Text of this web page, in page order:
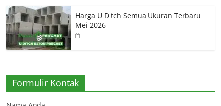
Harga U Ditch Semua Ukuran Terbaru
Mei 2026
Formulir Kontak